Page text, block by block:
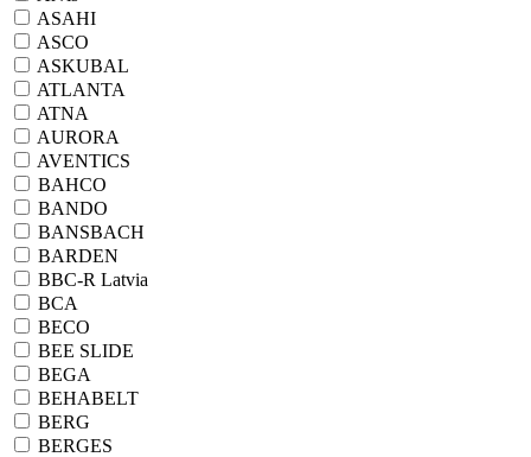
ASAHI
ASCO
ASKUBAL
ATLANTA
ATNA
AURORA
AVENTICS
BAHCO
BANDO
BANSBACH
BARDEN
BBC-R Latvia
BCA
BECO
BEE SLIDE
BEGA
BEHABELT
BERG
BERGES